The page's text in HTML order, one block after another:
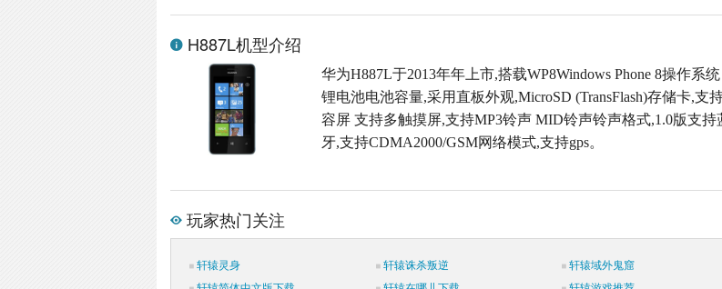
H887L机型介绍
华为H887L于2013年年上市,搭载WP8Windows Phone 8操作系统
锂电池电池容量,采用直板外观,MicroSD (TransFlash)存储卡,支
容屏 支持多触摸屏,支持MP3铃声 MID铃声铃声格式,1.0版支持
牙,支持CDMA2000/GSM网络模式,支持gps。
玩家热门关注
轩辕灵身 轩辕诛杀叛逆
轩辕域外鬼窟